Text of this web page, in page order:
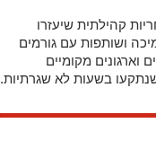
קהילתית שיעזרו
ושותפות עם גורמים
וארגונים מקומיים
בשעות לא שגרתיות.